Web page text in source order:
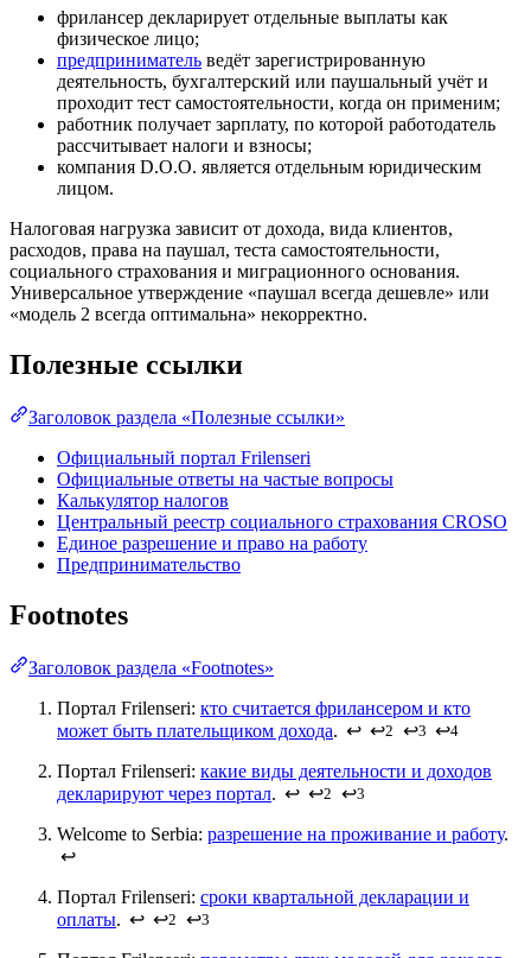
фрилансер декларирует отдельные выплаты как
физическое лицо;
предприниматель ведёт зарегистрированную
деятельность, бухгалтерский или паушальный учёт и
проходит тест самостоятельности, когда он применим;
работник получает зарплату, по которой работодатель
рассчитывает налоги и взносы;
компания D.O.O. является отдельным юридическим
лицом.
Налоговая нагрузка зависит от дохода, вида клиентов,
расходов, права на паушал, теста самостоятельности,
социального страхования и миграционного основания.
Универсальное утверждение «паушал всегда дешевле» или
«модель 2 всегда оптимальна» некорректно.
Полезные ссылки
Заголовок раздела «Полезные ссылки»
Официальный портал Frilenseri
Официальные ответы на частые вопросы
Калькулятор налогов
Центральный реестр социального страхования CROSO
Единое разрешение и право на работу
Предпринимательство
Footnotes
Заголовок раздела «Footnotes»
Портал Frilenseri: кто считается фрилансером и кто
может быть плательщиком дохода. ↩ ↩2 ↩3 ↩4
Портал Frilenseri: какие виды деятельности и доходов
декларируют через портал. ↩ ↩2 ↩3
Welcome to Serbia: разрешение на проживание и работу.
↩
Портал Frilenseri: сроки квартальной декларации и
оплаты. ↩ ↩2 ↩3